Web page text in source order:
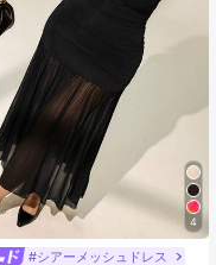
4
#シアーメッシュドレス